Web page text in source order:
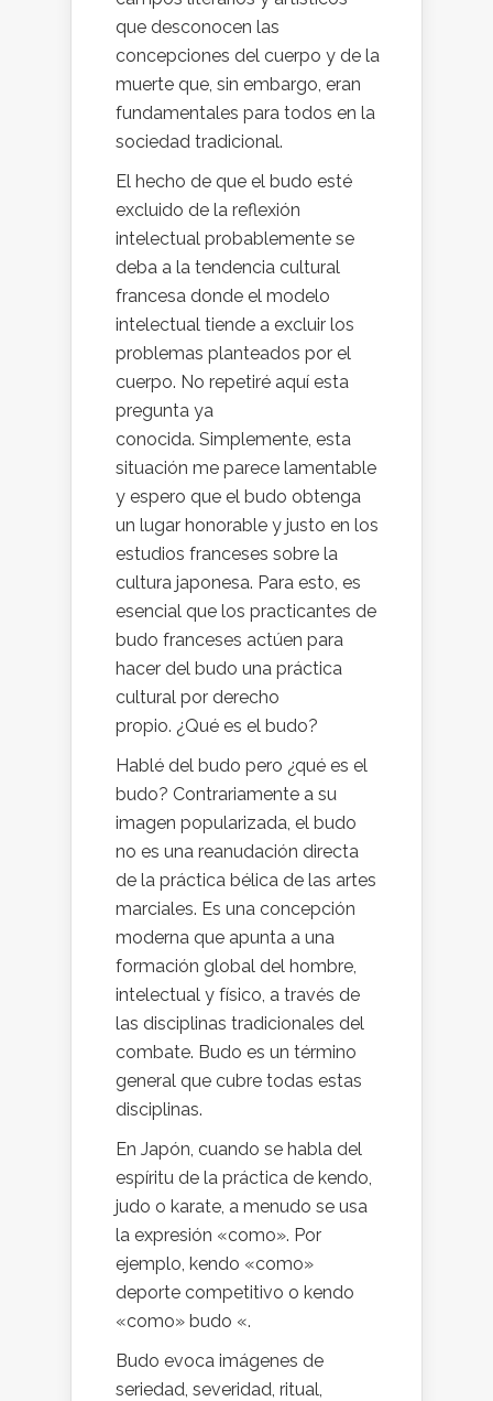
que desconocen las
concepciones del cuerpo y de la
muerte que, sin embargo, eran
fundamentales para todos en la
sociedad tradicional.
El hecho de que el budo esté
excluido de la reflexión
intelectual probablemente se
deba a la tendencia cultural
francesa donde el modelo
intelectual tiende a excluir los
problemas planteados por el
cuerpo. No repetiré aquí esta
pregunta ya
conocida. Simplemente, esta
situación me parece lamentable
y espero que el budo obtenga
un lugar honorable y justo en los
estudios franceses sobre la
cultura japonesa. Para esto, es
esencial que los practicantes de
budo franceses actúen para
hacer del budo una práctica
cultural por derecho
propio. ¿Qué es el budo?
Hablé del budo pero ¿qué es el
budo? Contrariamente a su
imagen popularizada, el budo
no es una reanudación directa
de la práctica bélica de las artes
marciales. Es una concepción
moderna que apunta a una
formación global del hombre,
intelectual y físico, a través de
las disciplinas tradicionales del
combate. Budo es un término
general que cubre todas estas
disciplinas.
En Japón, cuando se habla del
espíritu de la práctica de kendo,
judo o karate, a menudo se usa
la expresión «como». Por
ejemplo, kendo «como»
deporte competitivo o kendo
«como» budo «.
Budo evoca imágenes de
seriedad, severidad, ritual,